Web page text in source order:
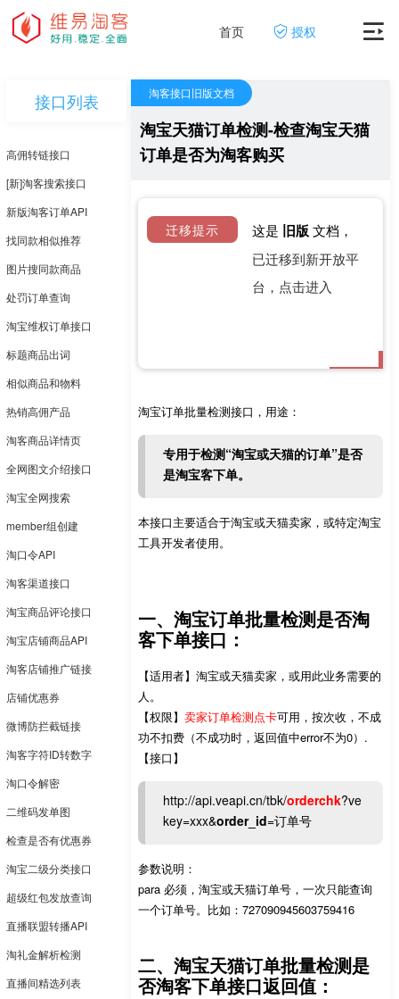
首页 授权
接口列表
高佣转链接口
[新]淘客搜索接口
新版淘客订单API
找同款相似推荐
图片搜同款商品
处罚订单查询
淘宝维权订单接口
标题商品出词
相似商品和物料
热销高佣产品
淘客商品详情页
全网图文介绍接口
淘宝全网搜索
member组创建
淘口令API
淘客渠道接口
淘宝商品评论接口
淘宝店铺商品API
淘客店铺推广链接
店铺优惠券
微博防拦截链接
淘客字符ID转数字
淘口令解密
二维码发单图
检查是否有优惠券
淘宝二级分类接口
超级红包发放查询
直播联盟转播API
淘礼金解析检测
直播间精选列表
淘客接口旧版文档
淘宝天猫订单检测-检查淘宝天猫
订单是否为淘客购买
迁移提示 这是 旧版文档，
已迁移到新开放平
台，点击进入
淘宝订单批量检测接口，用途：
专用于检测“淘宝或天猫的订单”是否
是淘宝客下单。
本接口主要适合于淘宝或天猫卖家，或特定淘宝
工具开发者使用。
一、淘宝订单批量检测是否淘
客下单接口：
【适用者】淘宝或天猫卖家，或用此业务需要的
人。
【权限】卖家订单检测点卡可用，按次收，不成
功不扣费（不成功时，返回值中error不为0）.
【接口】
http://api.veapi.cn/tbk/orderchk?ve
key=xxx&order_id=订单号
参数说明：
para 必须，淘宝或天猫订单号，一次只能查询
一个订单号。比如：727090945603759416
二、淘宝天猫订单批量检测是
否淘客下单接口返回值：